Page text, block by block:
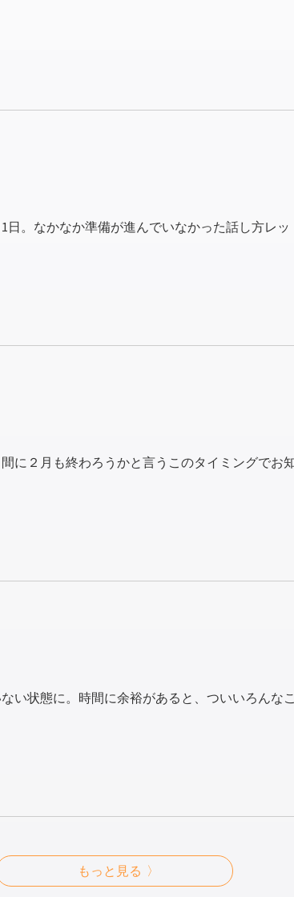
日。なかなか準備が進んでいなかった話し方レッ
に２月も終わろうかと言うこのタイミングでお
い状態に。時間に余裕があると、ついいろんな
もっと見る 〉